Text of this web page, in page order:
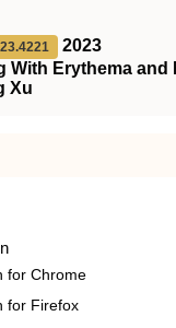
2023
With Erythema and
Xu
for Chrome
for Firefox